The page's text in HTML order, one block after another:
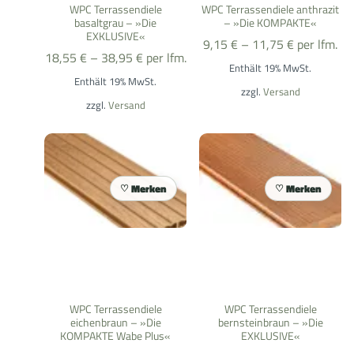
WPC Terrassendiele
basaltgrau – »Die
EXKLUSIVE«
18,55 € – 38,95 € per lfm.
Enthält 19% MwSt.
zzgl. Versand
WPC Terrassendiele anthrazit
– »Die KOMPAKTE«
9,15 € – 11,75 € per lfm.
Enthält 19% MwSt.
zzgl. Versand
WPC Terrassendiele
eichenbraun – »Die
KOMPAKTE Wabe Plus«
Merken
WPC Terrassendiele
bernsteinbraun – »Die
EXKLUSIVE«
Merken